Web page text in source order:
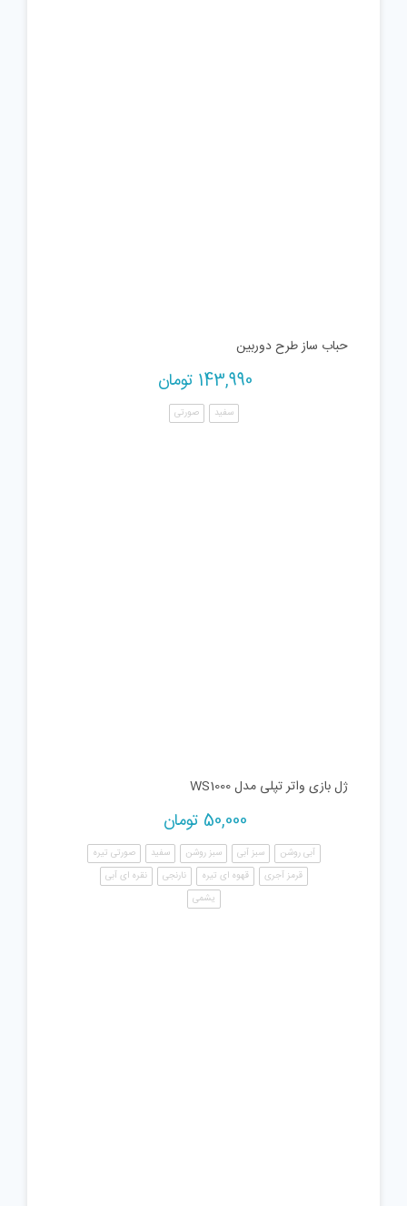
حباب ساز طرح دوربین
143,990 تومان
سفید صورتی
ژل بازی واتر تپلی مدل WS1000
50,000 تومان
آبی روشن سبز آبی سبز روشن سفید
صورتی تیره
قرمز آجری
قهوه ای تیره نارنجی
نقره ای آبی
یشمی